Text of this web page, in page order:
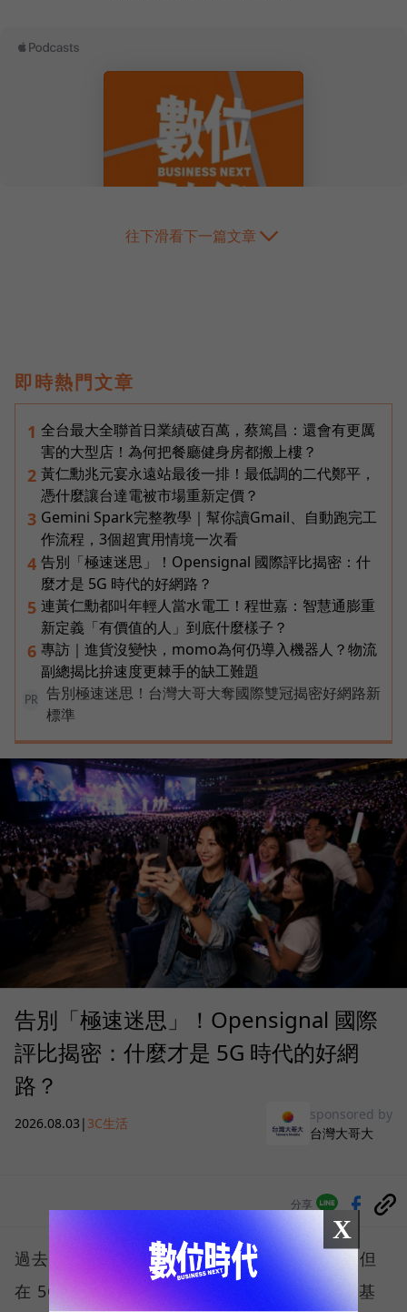
往下滑看下一篇文章
即時熱門文章
1 全台最大全聯首日業績破百萬，蔡篤昌：還會有更厲
害的大型店！為何把餐廳健身房都搬上樓？
2 黃仁勳兆元宴永遠站最後一排！最低調的二代鄭平，
憑什麼讓台達電被市場重新定價？
3 Gemini Spark完整教學｜幫你讀Gmail、自動跑完工
作流程，3個超實用情境一次看
4 告別「極速迷思」！Opensignal 國際評比揭密：什
麼才是 5G 時代的好網路？
5 連黃仁勳都叫年輕人當水電工！程世嘉：智慧通膨重
新定義「有價值的人」到底什麼樣子？
6 專訪｜進貨沒變快，momo為何仍導入機器人？物流
副總揭比拚速度更棘手的缺工難題
PR
告別極速迷思！台灣大哥大奪國際雙冠揭密好網路新
標準
告別「極速迷思」！Opensignal 國際
評比揭密：什麼才是 5G 時代的好網
路？
2026.08.03 | 3C生活
sponsored by
台灣大哥大
分享
過去，下載速度是評價電信服務的重要指標，但
在 5G 成為工作、娛樂、生活不可或缺的數位基
X